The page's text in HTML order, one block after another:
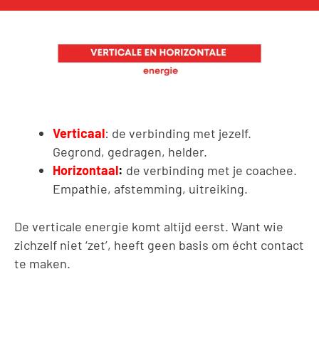
Verticaal: de verbinding met jezelf.
Gegrond, gedragen, helder.
Horizontaal: de verbinding met je coachee.
Empathie, afstemming, uitreiking.
De verticale energie komt altijd eerst. Want wie
zichzelf niet ‘zet’, heeft geen basis om écht contact
te maken.